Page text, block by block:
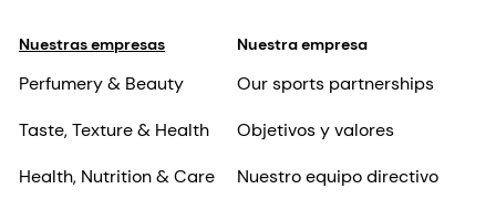
Nuestras empresas
Perfumery & Beauty
Taste, Texture & Health
Health, Nutrition & Care
Nuestra empresa
Our sports partnerships
Objetivos y valores
Nuestro equipo directivo